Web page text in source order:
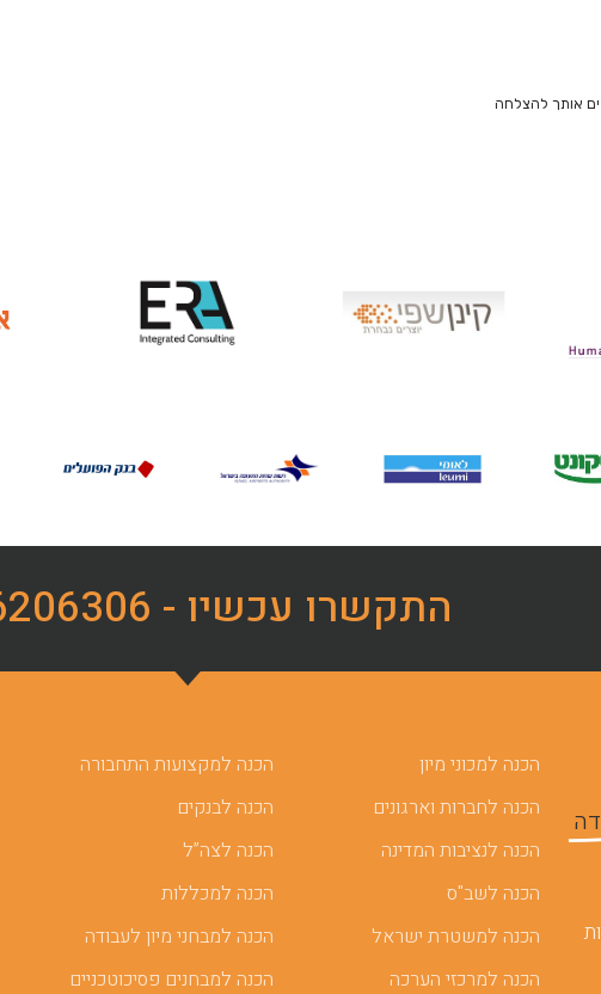
אותך להצלחה
התקשרו עכשיו - 03-6206306
הכנה למכוני מיון
הכנה לחברות וארגונים
הכנה לנציבות המדינה
הכנה לשב"ס
הכנה למשטרת ישראל
הכנה למרכזי הערכה
הכנה למקצועות התחבורה
הכנה לבנקים
הכנה לצה”ל
הכנה למכללות
הכנה למבחני מיון לעבודה
הכנה למבחנים פסיכוטכניים